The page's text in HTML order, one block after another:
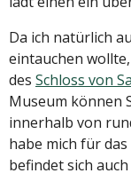
Da ich natürlich
eintauchen
des Schloss von
Museum können
innerhalb von
habe mich für
befindet sich auch